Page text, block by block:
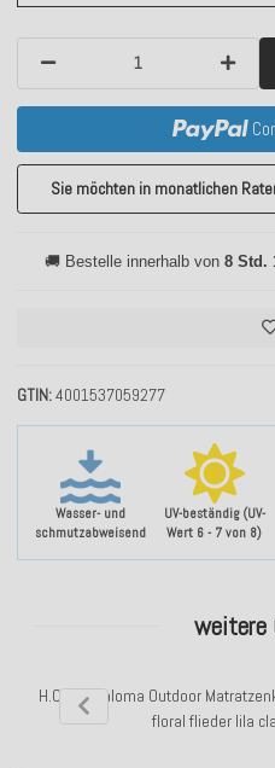
Wasser- und
schmutzabweisend
UV-beständig (UV-
Wert 6 - 7 von 8)
GTIN 4001537059277
Sie möchten in monatlichen
🚚 Bestelle innerhalb von 8 Std.
weitere
H.O.C.K. Paloma Outdoor
floral flieder lila